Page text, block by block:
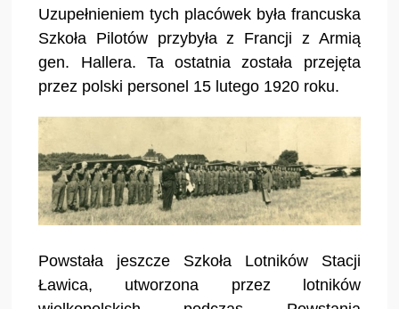
Uzupełnieniem tych placówek była francuska
Szkoła Pilotów przybyła z Francji z Armią
gen. Hallera. Ta ostatnia została przejęta
przez polski personel 15 lutego 1920 roku.
Powstała jeszcze Szkoła Lotników Stacji
Ławica, utworzona przez lotników